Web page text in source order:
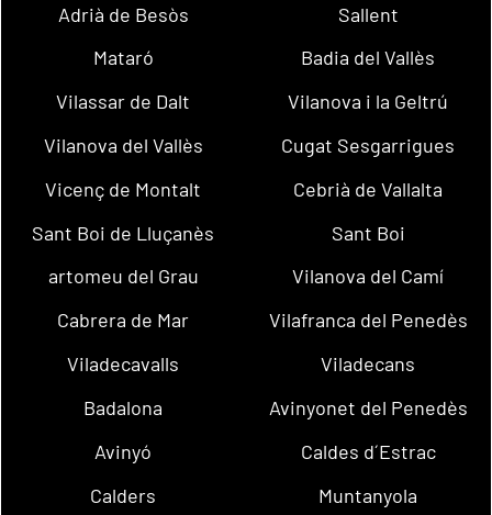
Adrià de Besòs
Sallent
Mataró
Badia del Vallès
Vilassar de Dalt
Vilanova i la Geltrú
Vilanova del Vallès
Cugat Sesgarrigues
Vicenç de Montalt
Cebrià de Vallalta
Sant Boi de Lluçanès
Sant Boi
artomeu del Grau
Vilanova del Camí
Cabrera de Mar
Vilafranca del Penedès
Viladecavalls
Viladecans
Badalona
Avinyonet del Penedès
Avinyó
Caldes d´Estrac
Calders
Muntanyola